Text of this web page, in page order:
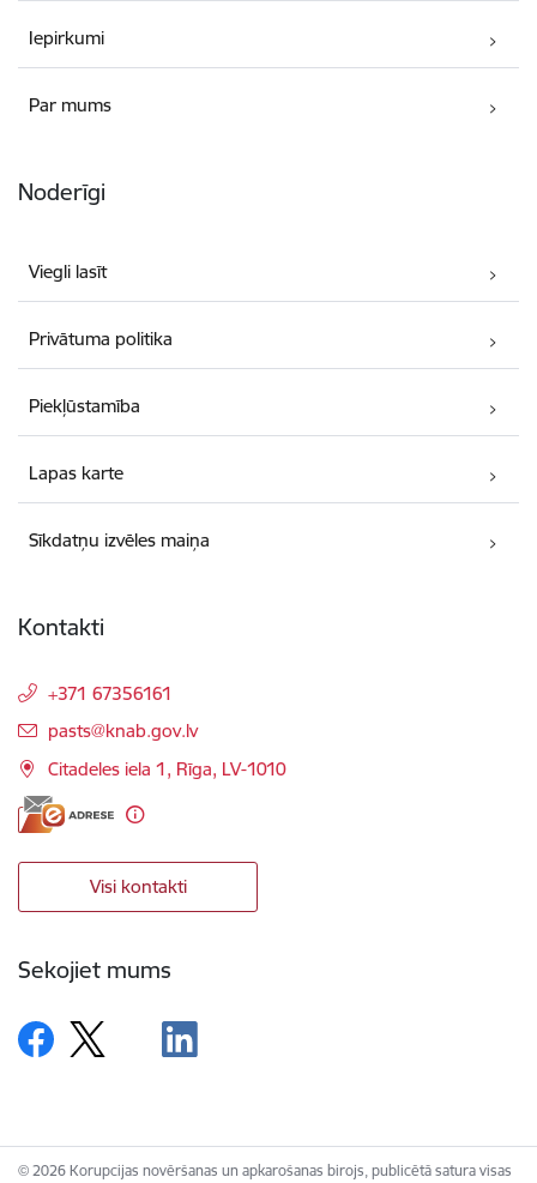
Iepirkumi
Par mums
Noderīgi
Viegli lasīt
Privātuma politika
Piekļūstamība
Lapas karte
Sīkdatņu izvēles maiņa
Kontakti
+371 67356161
E-pasts:
pasts@knab.gov.lv
Citadeles iela 1, Rīga, LV-1010
Visi kontakti
Sekojiet mums
© 2026 Korupcijas novēršanas un apkarošanas birojs, publicētā satura visas